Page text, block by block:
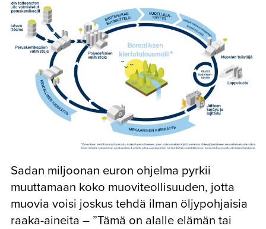
Sadan miljoonan euron ohjelma pyrkii
muuttamaan koko muoviteollisuuden, jotta
muovia voisi joskus tehdä ilman öljypohjaisia
raaka-aineita – ”Tämä on alalle elämän tai